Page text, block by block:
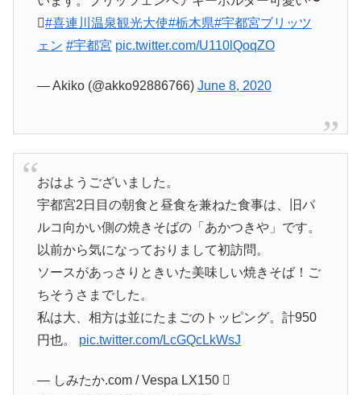
#喜連川温泉観光大使#栃木県#宇都宮ブリッツ
ェン #宇都宮 pic.twitter.com/U110lQoqZO
— Akiko (@akko92886766) June 8, 2020
おはようございました。
宇都宮2日目の朝食と昼食を兼ねた食事は、旧パ
ルコ向かい側の焼きそばの「あかつきや」です。
以前から気になっておりまして初訪問。
ソースがあっさりときいた美味しい焼きそば！ご
ちそうさまでした。
私は大、相方は並にたまごのトッピング。計950
円也。 pic.twitter.com/LcGQcLkWsJ
— しみたか.com / Vespa LX150 